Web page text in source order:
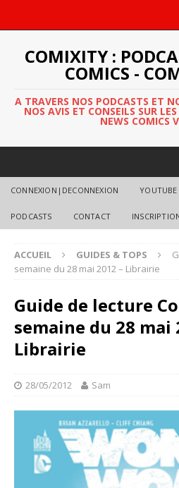
COMIXITY :
COMICS -
A TRAVERS NOS PODCASTS ET
NOS AVIS ET CONSEILS SUR
NEWS COMICS
CONNEXION|DECONNEXION YOUTUBE
PODCASTS CONTACT
ACCUEIL GUIDES & TOPS
semaine du 28 mai 2012 – Librairie
Guide de lecture
semaine du 28 mai
Librairie
28/05/2012 Sam